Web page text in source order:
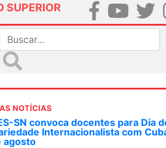
SUPERIOR
NOTÍCIAS
SN convoca docentes para Dia
Internacionalista com
agosto